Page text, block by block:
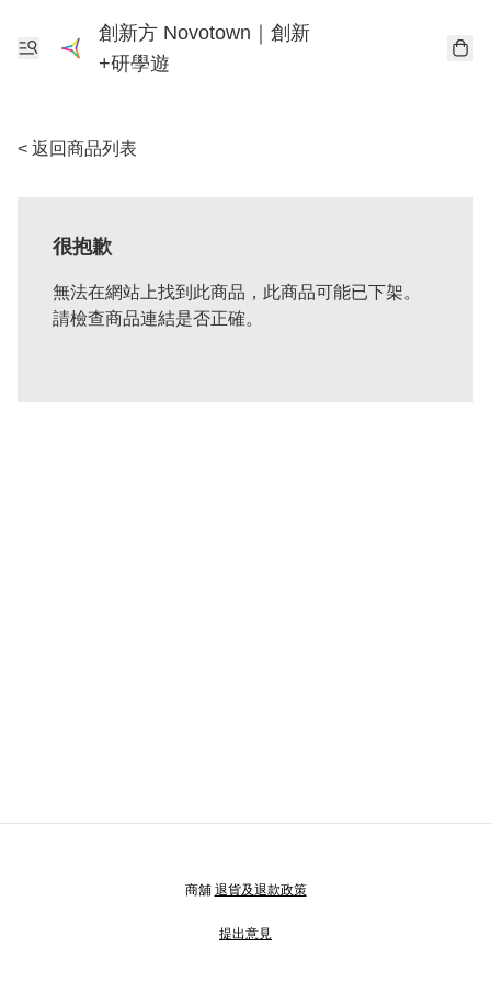
創新方 Novotown｜創新
+研學遊
< 返回商品列表
很抱歉
無法在網站上找到此商品，此商品可能已下架。
請檢查商品連結是否正確。
商舖 退貨及退款政策
提出意見